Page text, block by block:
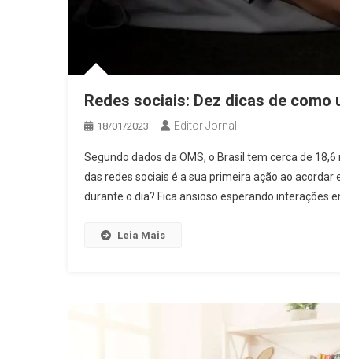
Redes sociais: Dez dicas de como
18/01/2023 Editor Jornal
Segundo dados da OMS, o Brasil tem cerca de
das redes sociais é a sua primeira ação ao
durante o dia? Fica ansioso esperando interações
Leia Mais